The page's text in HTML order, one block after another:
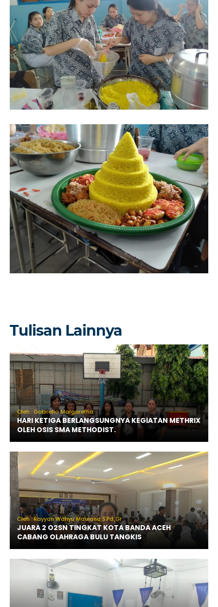
Tulisan Lainnya
Oleh : Gabriella Margaretha
HARI KETIGA BERLANGSUNGNYA KEGIATAN METHRIX
OLEH OSIS SMA METHODIST.
Oleh : Rayyan Wahyu Maulana S.Pd.,Gr
JUARA 2 O2SN TINGKAT KOTA BANDA ACEH
CABANG OLAHRAGA BULU TANGKIS